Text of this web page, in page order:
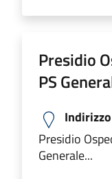
Presidio
PS
Indirizzo
Presidio
Generale...